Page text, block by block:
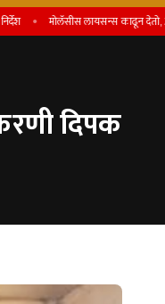
माेलॅसीस लायसन्स काढून देतो, असे आमिष
दिपक